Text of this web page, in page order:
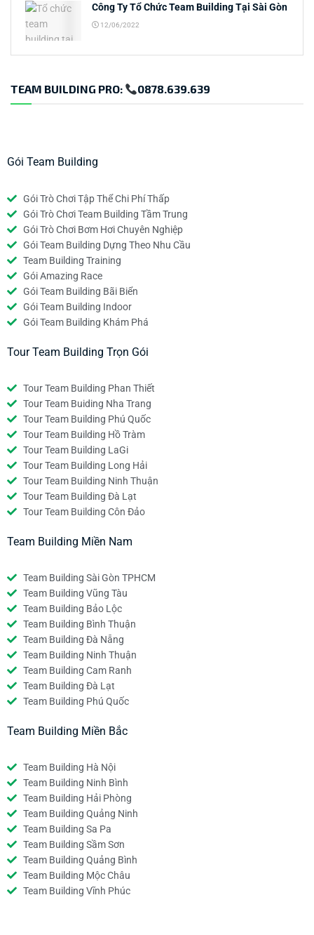
Công Ty Tổ Chức Team Building Tại Sài Gòn
12/06/2022
TEAM BUILDING PRO: 0878.639.639
Gói Team Building
Gói Trò Chơi Tập Thể Chi Phí Thấp
Gói Trò Chơi Team Building Tầm Trung
Gói Trò Chơi Bơm Hơi Chuyên Nghiệp
Gói Team Building Dựng Theo Nhu Cầu
Team Building Training
Gói Amazing Race
Gói Team Building Bãi Biển
Gói Team Building Indoor
Gói Team Building Khám Phá
Tour Team Building Trọn Gói
Tour Team Building Phan Thiết
Tour Team Buiding Nha Trang
Tour Team Building Phú Quốc
Tour Team Building Hồ Tràm
Tour Team Building LaGi
Tour Team Building Long Hải
Tour Team Building Ninh Thuận
Tour Team Building Đà Lạt
Tour Team Building Côn Đảo
Team Building Miền Nam
Team Building Sài Gòn TPHCM
Team Building Vũng Tàu
Team Building Bảo Lộc
Team Building Bình Thuận
Team Building Đà Nẵng
Team Building Ninh Thuận
Team Building Cam Ranh
Team Building Đà Lạt
Team Building Phú Quốc
Team Building Miền Bắc
Team Building Hà Nội
Team Building Ninh Bình
Team Building Hải Phòng
Team Building Quảng Ninh
Team Building Sa Pa
Team Building Sầm Sơn
Team Building Quảng Bình
Team Building Mộc Châu
Team Building Vĩnh Phúc